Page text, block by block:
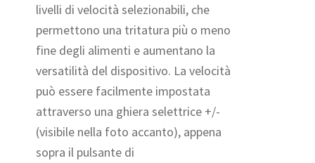
livelli di velocità selezionabili, che
permettono una tritatura più o meno
fine degli alimenti e aumentano la
versatilità del dispositivo. La velocità
può essere facilmente impostata
attraverso una ghiera selettrice +/-
(visibile nella foto accanto), appena
sopra il pulsante di